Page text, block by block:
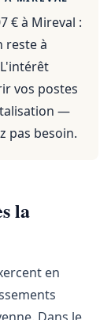
€à Mireval :
reste à
vos postes
—
pas besoin.
la
en